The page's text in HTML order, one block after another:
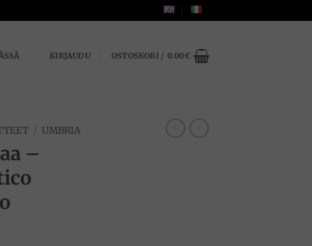
KIRJAUDU OSTOSKORI / 0.00€
/ UMBRIA
–